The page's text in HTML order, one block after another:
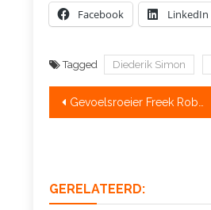
Facebook LinkedIn
Tagged Diederik Simon
Bericht
Gevoelsroeier Freek Robbers: uitzonderlijk multi-slagtalent
GERELATEERD: